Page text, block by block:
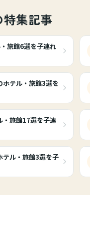
集記事
旅館6選を子連れ
ホテル・旅館3選を
・旅館17選を子連
テル・旅館3選を子